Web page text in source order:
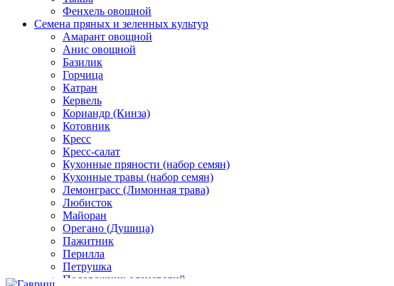
Фенхель овощной
Семена пряных и зеленных культур
Амарант овощной
Анис овощной
Базилик
Горчица
Катран
Кервель
Кориандр (Кинза)
Котовник
Кресс
Кресс-салат
Кухонные пряности (набор семян)
Кухонные травы (набор семян)
Лемонграсс (Лимонная трава)
Любисток
Майоран
Орегано (Душица)
Пажитник
Перилла
Петрушка
Подорожник оленерогий